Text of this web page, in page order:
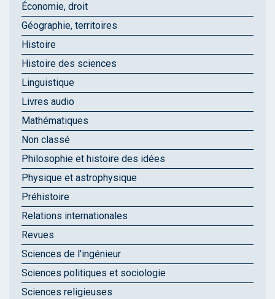
Économie, droit
Géographie, territoires
Histoire
Histoire des sciences
Linguistique
Livres audio
Mathématiques
Non classé
Philosophie et histoire des idées
Physique et astrophysique
Préhistoire
Relations internationales
Revues
Sciences de l'ingénieur
Sciences politiques et sociologie
Sciences religieuses